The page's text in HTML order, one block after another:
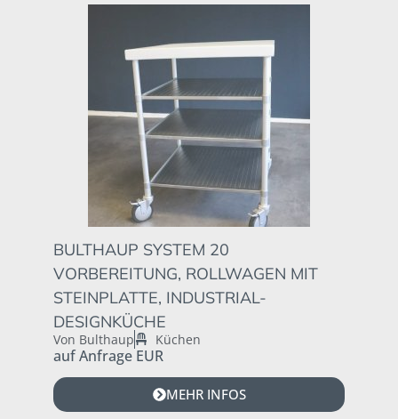
BULTHAUP SYSTEM 20
VORBEREITUNG, ROLLWAGEN MIT
STEINPLATTE, INDUSTRIAL-
DESIGNKÜCHE
Von Bulthaup Küchen
auf Anfrage EUR
MEHR INFOS